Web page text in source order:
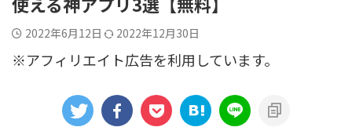
2022年6月12日 2022年12月30日
※アフィリエイト広告を利用しています。